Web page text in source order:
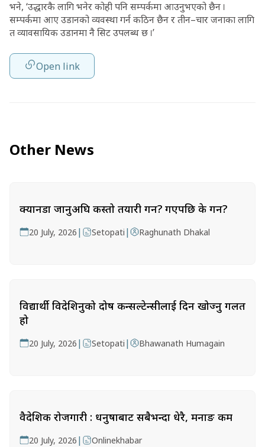
भने, ‘उद्धारकै लागि भनेर कोही पनि सम्पर्कमा आउनुभएको छैन ।
सम्पर्कमा आए उडानको व्यवस्था गर्न कठिन छैन र तीन–चार जनाका लागि
त व्यावसायिक उडानमा नै सिट उपलब्ध छ ।’
Open link
Other News
क्यानडा जानुअघि कस्तो तयारी गर्ने? गएपछि के गर्ने?
20 July, 2026 | Setopati | Raghunath Dhakal
विद्यार्थी विदेशिनुको दोष कन्सल्टेन्सीलाई दिन खोज्नु गलत
हो
20 July, 2026 | Setopati | Bhawanath Humagain
वैदेशिक रोजगारी : धनुषाबाट सबैभन्दा धेरै, मनाङ कम
20 July, 2026 | Onlinekhabar